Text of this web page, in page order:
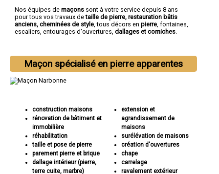
Nos équipes de maçons sont à votre service depuis 8 ans
pour tous vos travaux detaille de pierre, restauration bâtis
anciens, cheminées de style , tous décors en pierre , fontaines,
escaliers, entourages d'ouvertures, dallages et corniches
Maçon spécialisé en pierre apparentes
construction maisons
rénovation de bâtiment et
immobilière
réhabilitation
taille et pose de pierre
parement pierre et brique
dallage intérieur (pierre,
terre cuite, marbre)
extension et
agrandissement de
maisons
surélévation de maisons
création d'ouvertures
chape
carrelage
ravalement extérieur